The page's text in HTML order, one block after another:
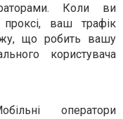
Коли ви
проксі, ваш трафік
що робить вашу
користувача
оператори